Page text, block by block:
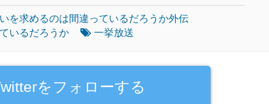
を求めるのは間違っているだろうか外伝
いるだろうか
一挙放送
をフォローする